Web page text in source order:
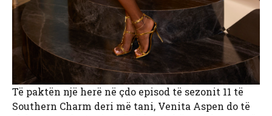
Të paktën një herë në çdo episod të sezonit 11 të
Southern Charm deri më tani, Venita Aspen do të